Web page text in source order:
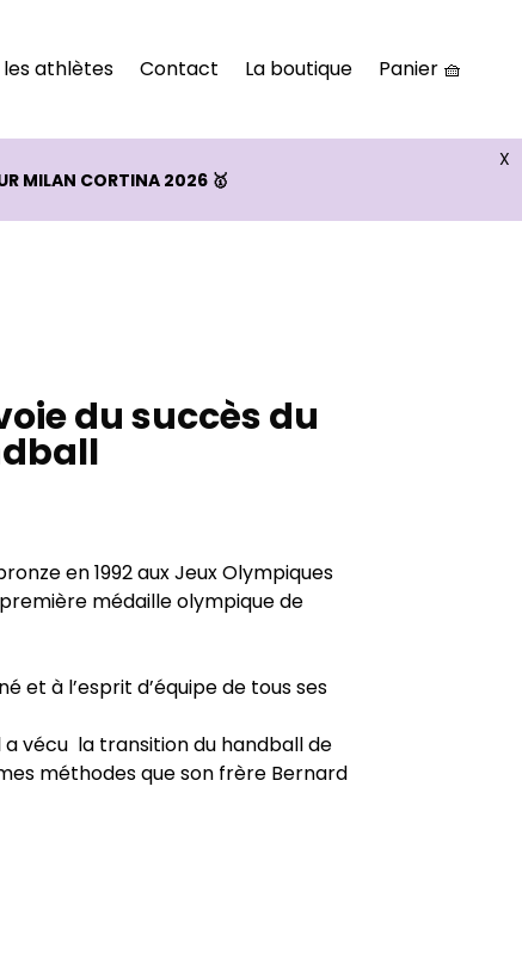
athlètes Contact La boutique Panier 🧺
X
MILAN CORTINA 2026 🥇
du succès du
en 1992 aux Jeux Olympiques
médaille olympique de
et à l’esprit d’équipe de tous ses
vécu la transition du handball de
méthodes que son frère Bernard